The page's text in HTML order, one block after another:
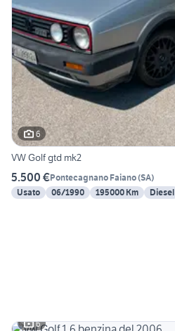
6
VW Golf gtd mk2
5.500 €Pontecagnano Faiano(SA)
Usato
06/1990 195000 Km Diesel
6